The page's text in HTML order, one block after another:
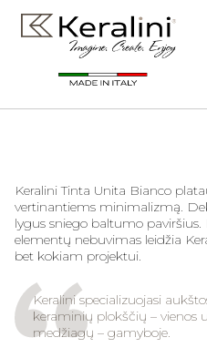
Keralini Tinta Unita Bianco
vertinantiems minimalizmą.
lygus sniego baltumo
elementų nebuvimas leidžia
bet kokiam projektui.
Keralini specializuojasi
keraminių plokščių – vienos
medžiagų – gamyboje.